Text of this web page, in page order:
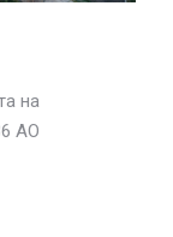
на
АО